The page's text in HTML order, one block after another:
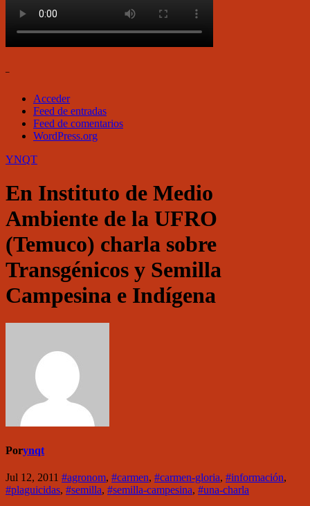
–
Acceder
Feed de entradas
Feed de comentarios
WordPress.org
YNQT
En Instituto de Medio
Ambiente de la UFRO
(Temuco) charla sobre
Transgénicos y Semilla
Campesina e Indígena
Porynqt
Jul 12, 2011 #agronom, #carmen, #carmen-gloria, #información,
#plaguicidas, #semilla, #semilla-campesina, #una-charla